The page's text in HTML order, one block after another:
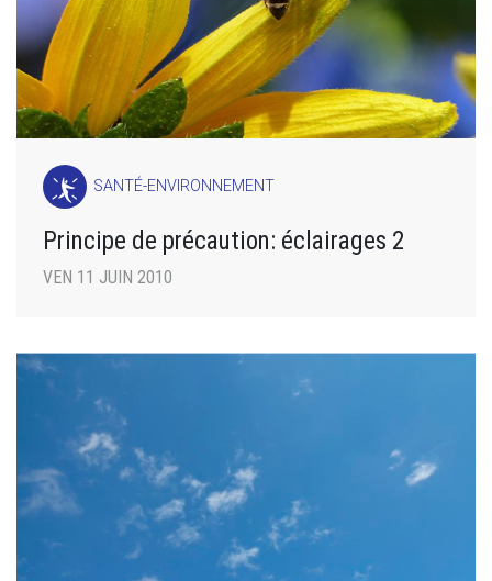
SANTÉ-ENVIRONNEMENT
Principe de précaution: éclairages 2
VEN 11 JUIN 2010